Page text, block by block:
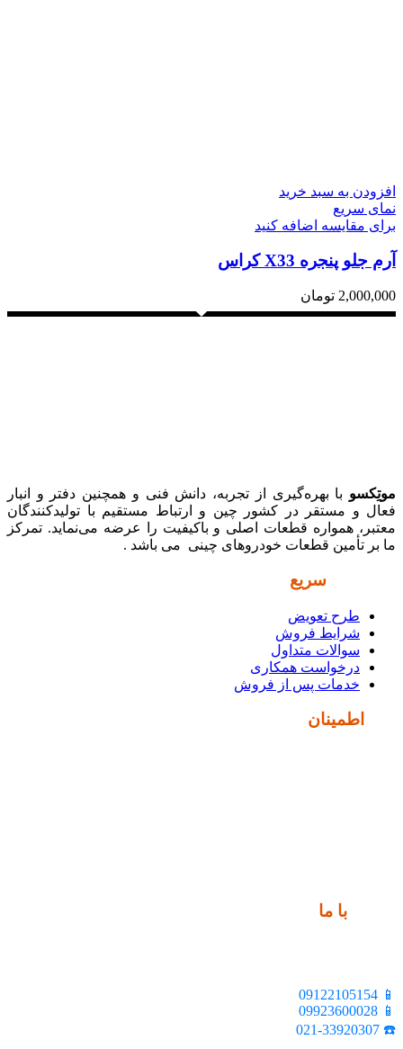
افزودن به سبد خرید
نمای سریع
برای مقایسه اضافه کنید
آرم جلو پنجره X33 کراس
2,000,000 تومان
موتِکسو با بهره‌گیری از تجربه، دانش فنی و همچنین دفتر و انبار
فعال و مستقر در کشور چین و ارتباط مستقیم با تولیدکنندگان
معتبر، همواره قطعات اصلی و باکیفیت را عرضه می‌نماید. تمرکز
ما بر تأمین قطعات خودروهای چینی می باشد .
سریع
طرح تعویض
شرایط فروش
سوالات متداول
درخواست همکاری
خدمات پس از فروش
اطمینان
با ما
📱 09122105154
📱 09923600028
☎️ 021-33920307